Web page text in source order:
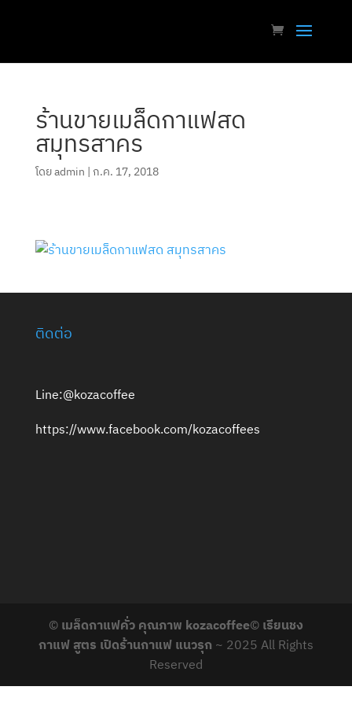
ร้านขายเมล็ดกาแฟสด
สมุทรสาคร
โดยadmin | ก.ค. 17, 2018
ติดต่อ
Line:@kozacoffee
https://www.facebook.com/kozacoffees
© เมล็ดกาแฟคั่ว คุณภาพ kozacoffee© เรียนชง
กาแฟ สูตร เปิดร้านกาแฟ แนวรุก ~ 2025 All Rights
Reserved